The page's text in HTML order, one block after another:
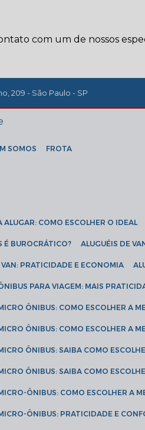
com um de nossos
209 - São Paulo - SP
SOMOS FROTA
ALUGAR: COMO ESCOLHER O IDEAL
É BUROCRÁTICO? ALUGUÉIS DE
VAN: PRATICIDADE E ECONOMIA
ÔNIBUS PARA VIAGEM: MAIS
MICRO ÔNIBUS: COMO ESCOLHER A
MICRO ÔNIBUS: COMO ESCOLHER A
MICRO ÔNIBUS: SAIBA COMO
MICRO ÔNIBUS: SAIBA COMO
MICRO-ÔNIBUS: COMO ESCOLHER A
MICRO-ÔNIBUS: PRATICIDADE E